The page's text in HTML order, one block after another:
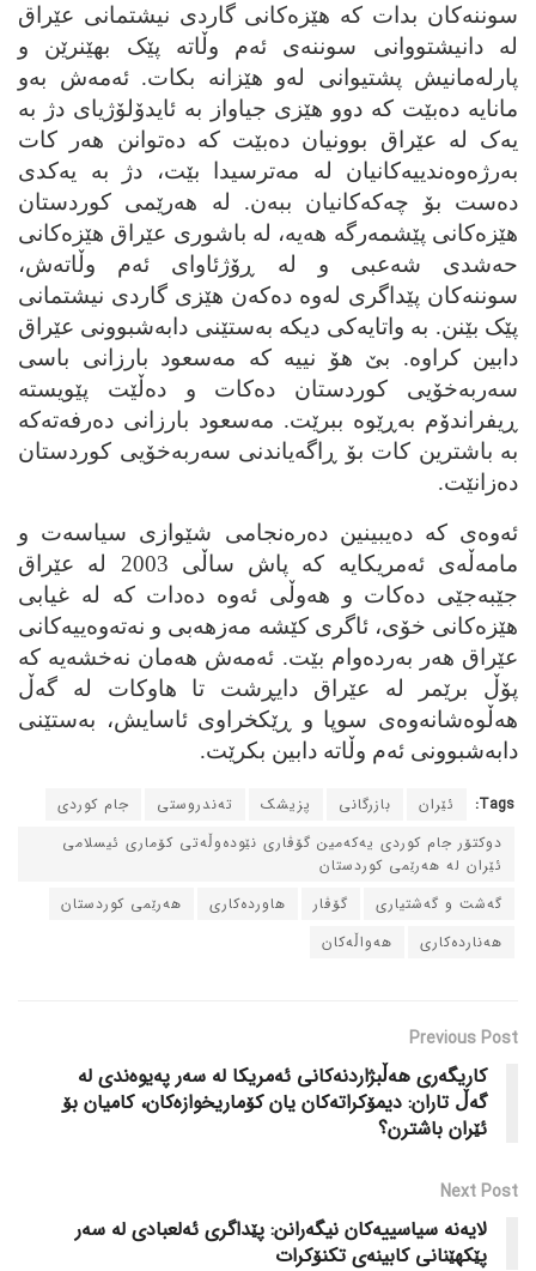
سوننه‌کان بدات که‌ هێزه‌کانی گاردی نیشتمانی عێراق
له‌ دانیشتووانی سوننه‌ی ئه‌م وڵاته‌ پێک بهێنرێن و
پارله‌مانیش پشتیوانی له‌و هێزانه‌ بکات. ئه‌مه‌ش به‌و
مانایه‌ ده‌بێت که‌ دوو هێزی جیاواز به‌ ئایدۆلۆژیای دژ به‌
یه‌ک له‌ عێراق بوونیان ده‌بێت که‌ ده‌توانن هه‌ر کات
به‌رژه‌وه‌ندییه‌کانیان له‌ مه‌ترسیدا بێت، دژ به‌ یه‌کدی
ده‌ست بۆ چه‌که‌کانیان ببه‌ن. له‌ هه‌رێمی کوردستان
هێزه‌کانی پێشمه‌رگه‌ هه‌یه‌، له‌ باشوری عێراق هێزه‌کانی
حه‌شدی شه‌عبی و له‌ ڕۆژئاوای ئه‌م وڵاته‌ش،
سوننه‌کان پێداگری له‌وه‌ ده‌که‌ن هێزی گاردی نیشتمانی
پێک بێنن. به‌ واتایه‌کی دیکه‌ به‌ستێنی دابه‌شبوونی عێراق
دابین کراوه‌. بێ هۆ نییه‌ که‌ مه‌سعود بارزانی باسی
سه‌ربه‌خۆیی کوردستان ده‌کات و ده‌ڵێت پێویسته‌
ڕیفراندۆم به‌ڕێوه‌ ببرێت. مه‌سعود بارزانی ده‌رفه‌ته‌که‌
به‌ باشترین کات بۆ ڕاگه‌یاندنی سه‌ربه‌خۆیی کوردستان
ده‌زانێت.
ئه‌وه‌ی که‌ ده‌یبینین ده‌ره‌نجامی شێوازی سیاسه‌ت و
مامه‌ڵه‌ی ئه‌مریکایه‌ که‌ پاش ساڵی 2003 له‌ عێراق
جێبه‌جێی ده‌کات و هه‌وڵی ئه‌وه‌ ده‌دات که‌ له‌ غیابی
هێزه‌کانی خۆی، ئاگری کێشه‌ مه‌زهه‌بی و نه‌ته‌وه‌ییه‌کانی
عێراق هه‌ر به‌رده‌وام بێت. ئه‌مه‌ش هه‌مان نه‌خشه‌یه‌ که‌
پۆڵ برێمر له‌ عێراق دایڕشت تا هاوکات له‌ گه‌ڵ
هه‌ڵوه‌شانه‌وه‌ی سوپا و ڕێکخراوی ئاسایش، به‌ستێنی
دابه‌شبوونی ئه‌م وڵاته‌ دابین بکرێت.
Tags: ئێران بازرگانی پزیشک ته‌ندروستی
جام کوردی
دوکتۆر جام کوردی یه‌که‌مین گۆڤاری نێوده‌وڵه‌تی کۆماری ئیسلامی
ئێران له‌ هه‌رێمی کوردستان
گه‌شت و گه‌شتیاری
گۆڤار هاورده‌کاری
هه‌رێمی کوردستان
هه‌نارده‌کاری
هه‌واڵه‌کان
Previous Post
کاریگه‌ری هه‌ڵبژاردنه‌کانی ئه‌مریکا له‌ سه‌ر په‌یوه‌ندی له‌
گه‌ڵ تاران: دیمۆکراته‌کان یان کۆماریخوازه‌کان، کامیان بۆ
ئێران باشترن؟
Next Post
لایه‌نه‌ سیاسییه‌کان نیگه‌رانن: پێداگری ئه‌لعبادی له‌ سه‌ر
پێکهێنانی کابینه‌ی تکنۆکرات